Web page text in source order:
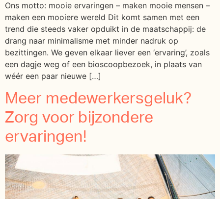
Ons motto: mooie ervaringen – maken mooie mensen –
maken een mooiere wereld Dit komt samen met een
trend die steeds vaker opduikt in de maatschappij: de
drang naar minimalisme met minder nadruk op
bezittingen. We geven elkaar liever een ‘ervaring’, zoals
een dagje weg of een bioscoopbezoek, in plaats van
wéér een paar nieuwe […]
Meer medewerkersgeluk?
Zorg voor bijzondere
ervaringen!